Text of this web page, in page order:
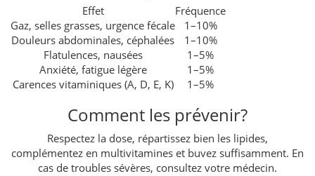
Effet
Fréquence
Gaz, selles grasses, urgence fécale
1–10%
Douleurs abdominales, céphalées
1–10%
Flatulences, nausées
1–5%
Anxiété, fatigue légère
1–5%
Carences vitaminiques (A, D, E, K)
1–5%
Comment les prévenir?
Respectez la dose, répartissez bien les lipides,
complémentez en multivitamines et buvez suffisamment. En
cas de troubles sévères, consultez votre médecin.